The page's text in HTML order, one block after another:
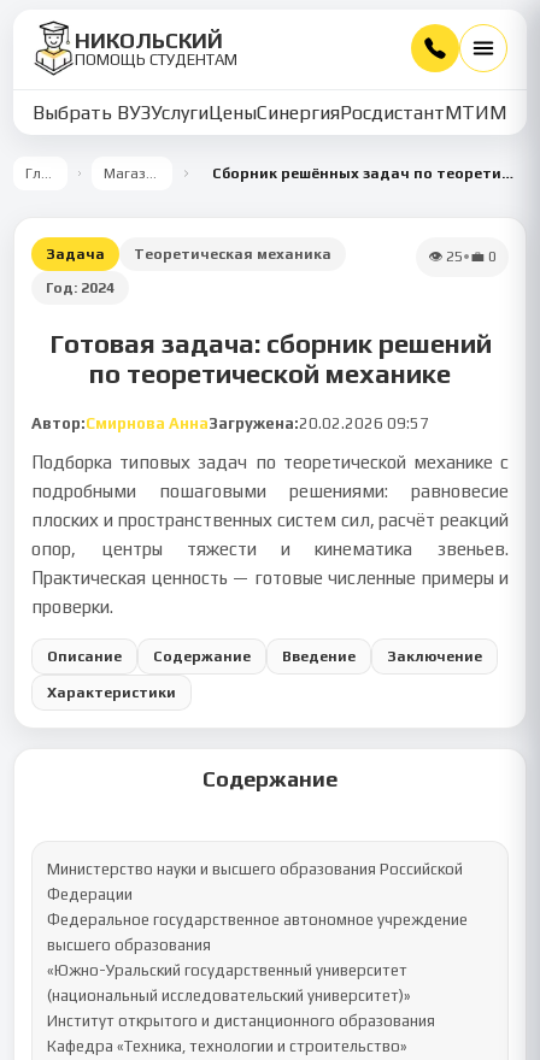
НИКОЛЬСКИЙ
ПОМОЩЬ СТУДЕНТАМ
Выбрать ВУЗУслугиЦеныСинергияРосдистантМТИММУ
Главная Магазин работ Сборник решённых задач по теоретической механике: статика и кинематика
Задача
Теоретическая механика
Год: 2024
👁 25•💼 0
Готовая задача: сборник решений
по теоретической механике
Автор:Смирнова АннаЗагружена:20.02.2026 09:57
Подборка типовых задач по теоретической механике с
подробными пошаговыми решениями: равновесие
плоских и пространственных систем сил, расчёт реакций
опор, центры тяжести и кинематика звеньев.
Практическая ценность — готовые численные примеры и
проверки.
Описание Содержание Введение Заключение
Характеристики
Содержание
Министерство науки и высшего образования Российской
Федерации
Федеральное государственное автономное учреждение
высшего образования
«Южно-Уральский государственный университет
(национальный исследовательский университет)»
Институт открытого и дистанционного образования
Кафедра «Техника, технологии и строительство»